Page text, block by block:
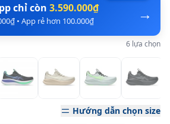
→
chỉ còn 3.590.000₫
• App rẻ hơn 100.000₫
6 lựa chọn
Hướng dẫn chọn size